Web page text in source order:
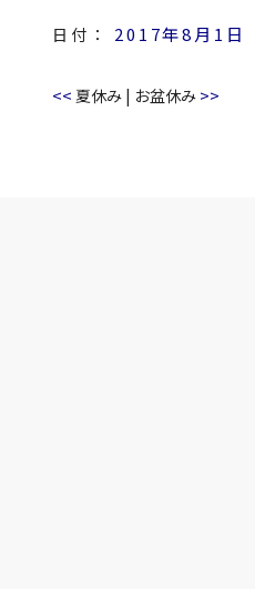
日付： 2017年8月1日
<< 夏休み | お盆休み >>